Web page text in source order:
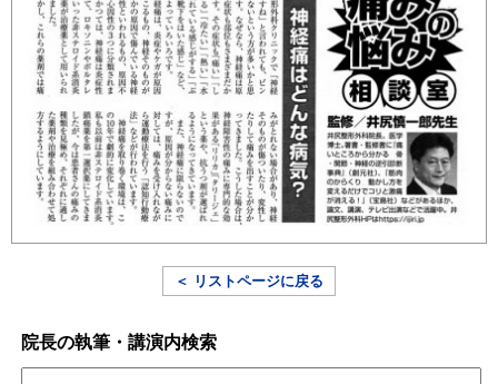
＜ リストページに戻る
院長の執筆・講演内検索